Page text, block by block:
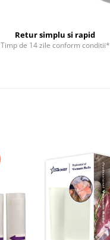
Retur simplu si rapid
Timp de 14 zile conform conditii*